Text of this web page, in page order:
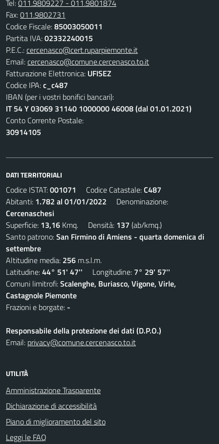
Tel:011.9809227 - 011.9801874
Fax:011.9802731
Codice Fiscale:85003050011
Partita IVA:02332240015
P.E.C.:cercenasco@cert.ruparpiemonte.it
Email:cercenasco@comune.cercenasco.to.it
Fatturazione Elettronica: UFISEZ
Codice IPA:c_c487
IBAN (per i vostri bonifici bancari):
IT 54 Y 03069 31140 1000000 46008 (dal 01.01.2021)
Conto Corrente Postale:
30914105
DATI TERRITORIALI
Codice ISTAT:001071 Codice Catastale:C487
Abitanti: 1.782 al 01/01/2022 Denominazione:
Cercenaschesi
Superficie: 13,16 Kmq. Densità: 137 (ab/kmq.)
Santo patrono:San Firmino di Amiens - quarta domenica di
settembre
Altitudine media: 256 m.s.l.m.
Latitudine:44° 51' 47'' Longitudine: 7° 29' 57''
Comuni limitrofi:Scalenghe, Buriasco, Vigone, Virle,
Castagnole Piemonte
Frazioni e borgate: -
Responsabile della protezione dei dati (D.P.O.)
Email: privacy@comune.cercenasco.to.it
UTILITÀ
Amministrazione Trasparente
Dichiarazione di accessibilità
Piano di miglioramento del sito
Leggi le FAQ